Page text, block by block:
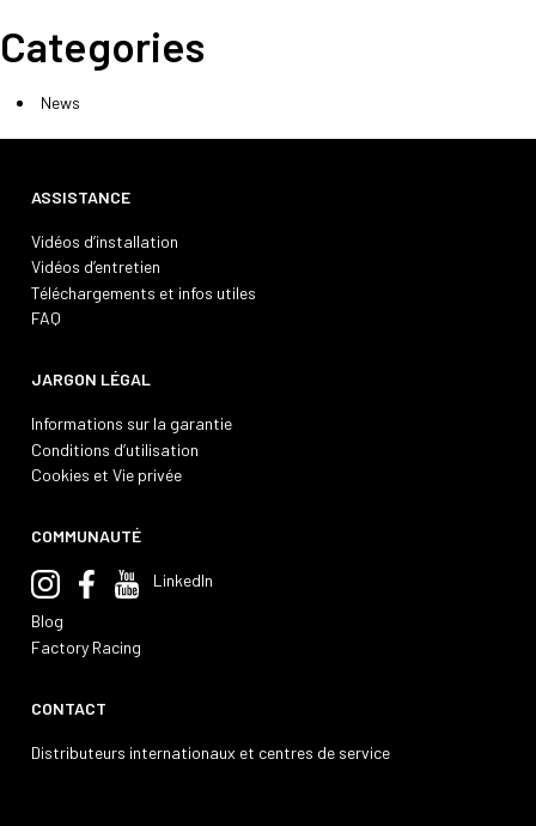
Categories
News
ASSISTANCE
Vidéos d’installation
Vidéos d’entretien
Téléchargements et infos utiles
FAQ
JARGON LÉGAL
Informations sur la garantie
Conditions d’utilisation
Cookies et Vie privée
COMMUNAUTÉ
LinkedIn
Blog
Factory Racing
CONTACT
Distributeurs internationaux et centres de service